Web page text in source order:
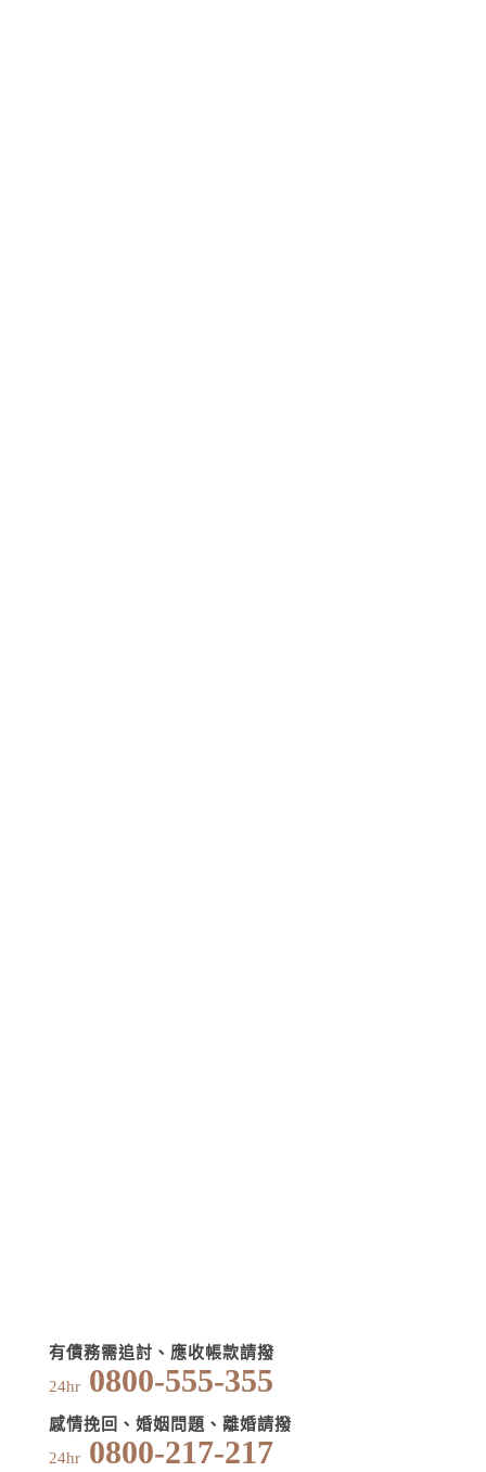
有債務需追討、應收帳款請撥
24hr0800-555-355
感情挽回、婚姻問題、離婚請撥
24hr0800-217-217